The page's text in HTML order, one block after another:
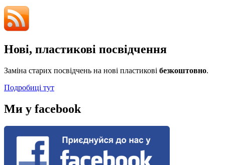
Нові, пластикові посвідчення
Заміна старих посвідчень на нові пластикові безкоштовно.
Подробиці тут
Ми у facebook